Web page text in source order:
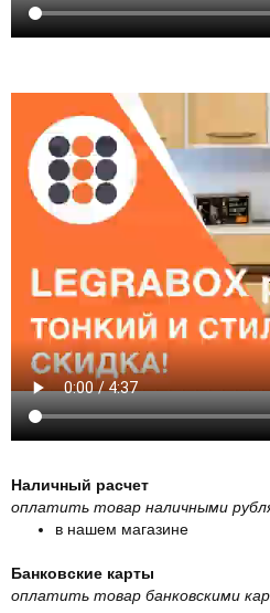
Наличный расчет
оплатить товар наличными
в нашем магазине
Банковские карты
оплатить товар банковскими